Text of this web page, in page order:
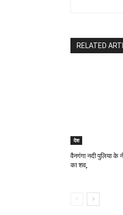
RELATED
देश
वैनगंगा नदी पुलिया के
का शव,